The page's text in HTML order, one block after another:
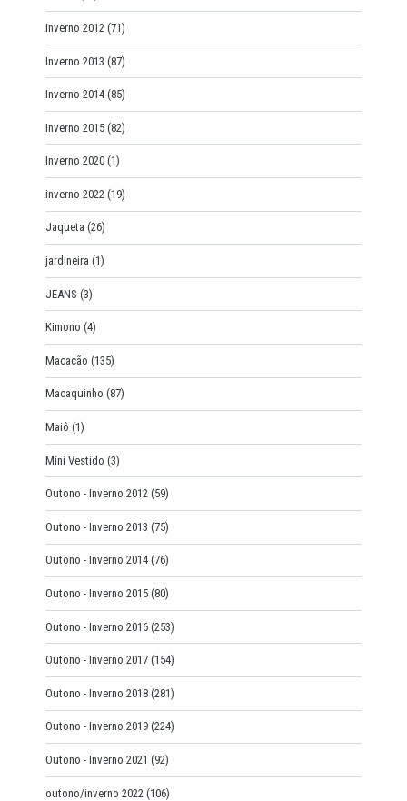
Inverno 2012 (71)
Inverno 2013 (87)
Inverno 2014 (85)
Inverno 2015 (82)
Inverno 2020 (1)
inverno 2022 (19)
Jaqueta (26)
jardineira (1)
JEANS (3)
Kimono (4)
Macacão (135)
Macaquinho (87)
Maiô (1)
Mini Vestido (3)
Outono - Inverno 2012 (59)
Outono - Inverno 2013 (75)
Outono - Inverno 2014 (76)
Outono - Inverno 2015 (80)
Outono - Inverno 2016 (253)
Outono - Inverno 2017 (154)
Outono - Inverno 2018 (281)
Outono - Inverno 2019 (224)
Outono - Inverno 2021 (92)
outono/inverno 2022 (106)